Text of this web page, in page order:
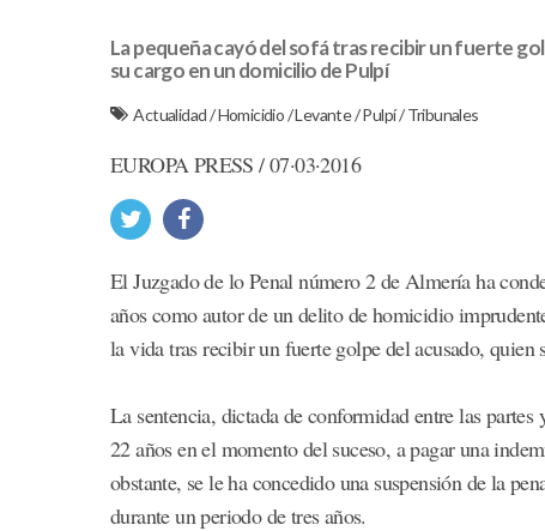
La pequeña cayó del sofá tras recibir un fuerte
su cargo en un domicilio de Pulpí
Actualidad/Homicidio/Levante/Pulpí/Tribunales
EUROPA PRESS / 07·03·2016
El Juzgado de lo Penal número 2 de Almería ha
años como autor de un delito de homicidio
la vida tras recibir un fuerte golpe del acusado, quien
La sentencia, dictada de conformidad entre las
22 años en el momento del suceso, a pagar una
obstante, se le ha concedido una suspensión de la
durante un periodo de tres años.